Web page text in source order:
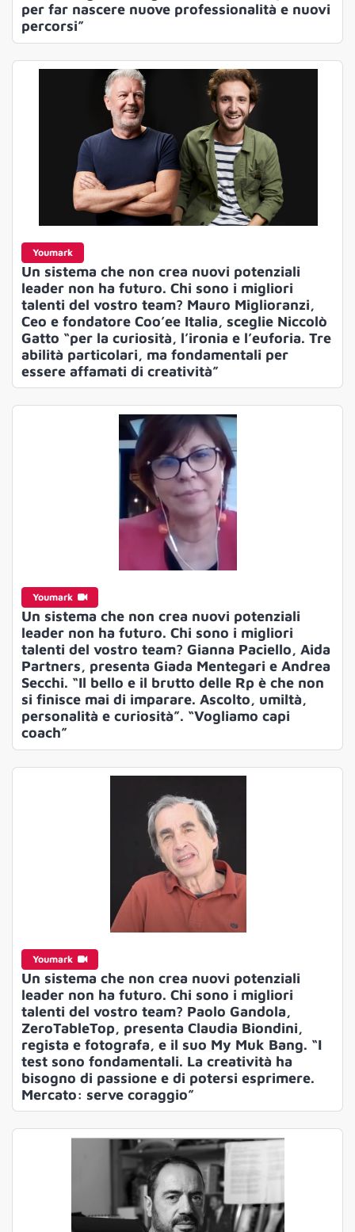
per far nascere nuove professionalità e nuovi
percorsi”
Youmark
Un sistema che non crea nuovi potenziali
leader non ha futuro. Chi sono i migliori
talenti del vostro team? Mauro Miglioranzi,
Ceo e fondatore Coo’ee Italia, sceglie Niccolò
Gatto “per la curiosità, l’ironia e l’euforia. Tre
abilità particolari, ma fondamentali per
essere affamati di creatività”
Youmark
Un sistema che non crea nuovi potenziali
leader non ha futuro. Chi sono i migliori
talenti del vostro team? Gianna Paciello, Aida
Partners, presenta Giada Mentegari e Andrea
Secchi. “Il bello e il brutto delle Rp è che non
si finisce mai di imparare. Ascolto, umiltà,
personalità e curiosità”. “Vogliamo capi
coach”
Youmark
Un sistema che non crea nuovi potenziali
leader non ha futuro. Chi sono i migliori
talenti del vostro team? Paolo Gandola,
ZeroTableTop, presenta Claudia Biondini,
regista e fotografa, e il suo My Muk Bang. “I
test sono fondamentali. La creatività ha
bisogno di passione e di potersi esprimere.
Mercato: serve coraggio”